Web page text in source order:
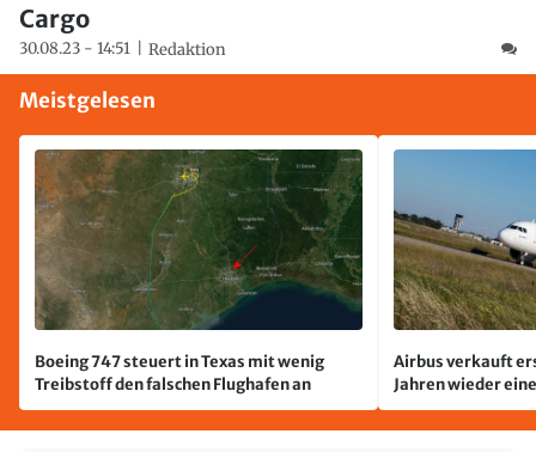
Cargo
30.08.23 - 14:51 Redaktion
Meistgelesen
Boeing 747 steuert in Texas mit wenig
Treibstoff den falschen Flughafen an
Airbus verkauft
Jahren wieder